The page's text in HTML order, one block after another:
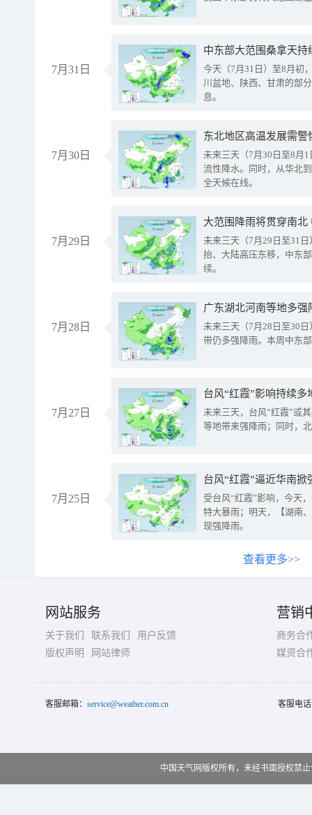
7月31日
中东部大范围桑拿天
今天（7月31日）至8月初
川盆地、陕西、甘肃的部
息。
7月30日
东北地区高温发展需
未来三天（7月30日至8月
流性降水。同时，从华北
全天候在线。
7月29日
大范围降雨将贯穿南
未来三天（7月29日至31
抬、大陆高压东移，中东
续。
7月28日
广东湖北河南等地多
未来三天（7月28日至30
带仍多强降雨。本周中东
7月27日
台风“红霞”影响持续
未来三天，台风“红霞”或
等地带来强降雨；同时，
7月25日
台风“红霞”逼近华南
受台风“红霞”影响，今天
特大暴雨；明天，【湖南
现强降雨。
查看更多>>
网站服务
关于我们 联系我们
用户反馈
版权声明
网站律师
营销
商务合
媒资合
客服邮箱： service@weather.com.cn 客服电
中国天气网版权所有，未经书面授权